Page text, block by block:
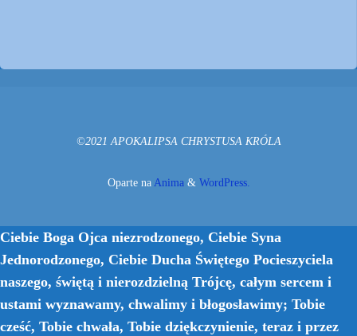
©2021 APOKALIPSA CHRYSTUSA KRÓLA
Oparte naAnima & WordPress.
Ciebie Boga Ojca niezrodzonego, Ciebie Syna
Jednorodzonego, Ciebie Ducha Świętego Pocieszyciela
naszego, świętą i nierozdzielną Trójcę, całym sercem i
ustami wyznawamy, chwalimy i błogosławimy; Tobie
cześć, Tobie chwała, Tobie dziękczynienie, teraz i przez